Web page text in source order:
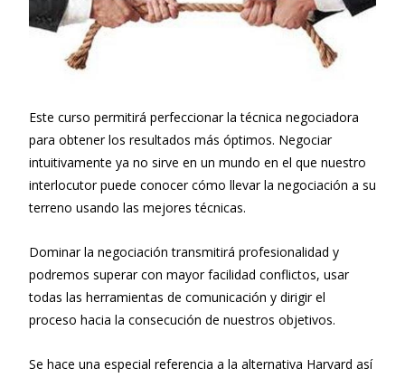
Este curso permitirá perfeccionar la técnica negociadora
para obtener los resultados más óptimos. Negociar
intuitivamente ya no sirve en un mundo en el que nuestro
interlocutor puede conocer cómo llevar la negociación a su
terreno usando las mejores técnicas.
Dominar la negociación transmitirá profesionalidad y
podremos superar con mayor facilidad conflictos, usar
todas las herramientas de comunicación y dirigir el
proceso hacia la consecución de nuestros objetivos.
Se hace una especial referencia a la alternativa Harvard así